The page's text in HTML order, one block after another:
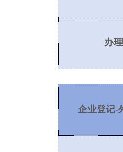
办
企业登记-